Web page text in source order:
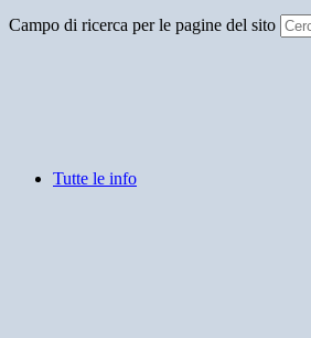
Campo di ricerca per le pagine del sito
Tutte le info